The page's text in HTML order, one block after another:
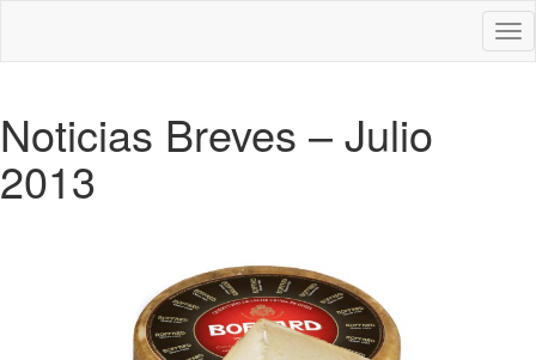
Noticias Breves – Julio
2013